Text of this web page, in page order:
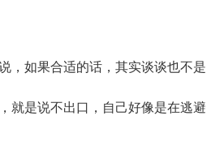
如果合适的话，其实谈谈也不是
就是说不出口，自己好像是在逃避